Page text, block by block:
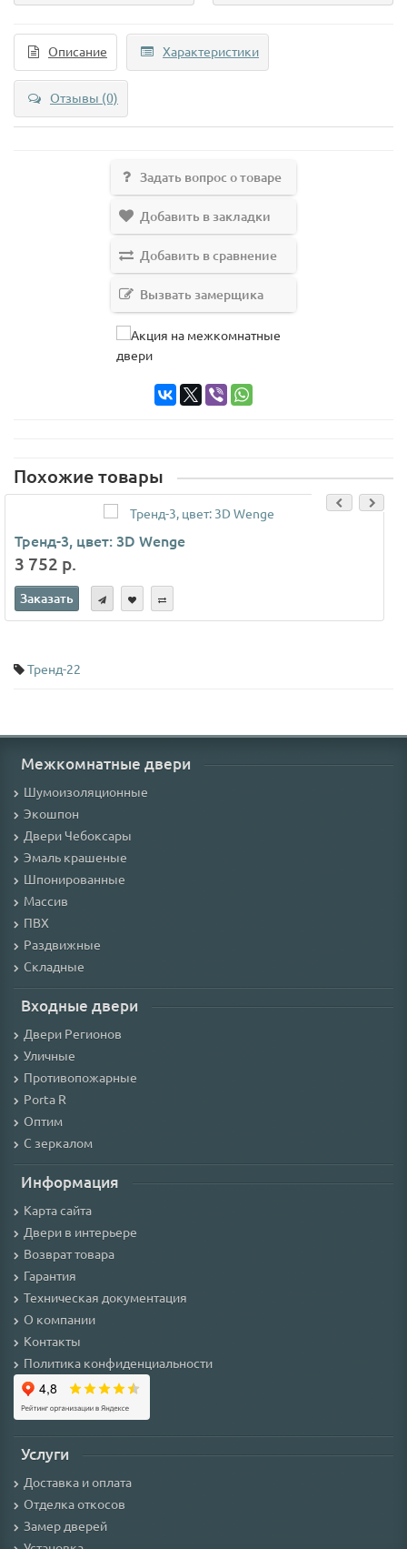
Описание Характеристики
Отзывы (0)
Задать вопрос о товаре
Добавить в закладки
Добавить в сравнение
Вызвать замерщика
Похожие товары
Тренд-3, цвет: 3D Wenge
3 752 р.
Заказать
Тренд-22
Межкомнатные двери
Шумоизоляционные
Экошпон
Двери Чебоксары
Эмаль крашеные
Шпонированные
Массив
ПВХ
Раздвижные
Складные
Входные двери
Двери Регионов
Уличные
Противопожарные
Porta R
Оптим
С зеркалом
Информация
Карта сайта
Двери в интерьере
Возврат товара
Гарантия
Техническая документация
О компании
Контакты
Политика конфиденциальности
Услуги
Доставка и оплата
Отделка откосов
Замер дверей